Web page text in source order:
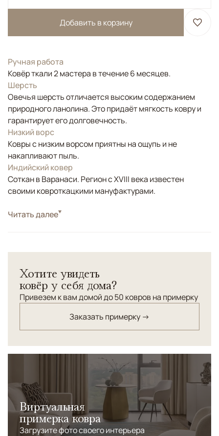
Добавить в корзину
Ручная работа
Ковёр ткали 2 мастера в течение 6 месяцев.
Шерсть
Овечья шерсть отличается высоким содержанием
природного ланолина. Это придаёт мягкость ковру и
гарантирует его долговечность.
Низкий ворс
Ковры с низким ворсом приятны на ощупь и не
накапливают пыль.
Индийский ковер
Соткан в Варанаси. Регион с XVIII века известен
своими ковроткацкими мануфактурами.
СтильСовременные
Читать далее
Хотите увидеть
ковёр у себя дома?
Привезем к вам домой до 50 ковров на примерку
Заказать примерку →
Виртуальная
примерка ковра
Загрузите фото своего интерьера